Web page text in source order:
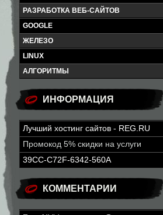
РАЗРАБОТКА ВЕБ-САЙТОВ
GOOGLE
ЖЕЛЕЗО
LINUX
АЛГОРИТМЫ
ИНФОРМАЦИЯ
Лучший хостинг сайтов - REG.RU
Промокод 5% скидки на услуги
39CC-C72F-6342-560A
КОММЕНТАРИИ